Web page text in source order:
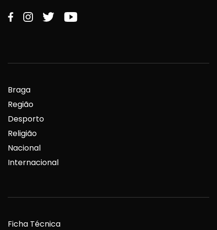
Braga
Região
Desporto
Religião
Nacional
Internacional
Ficha Técnica